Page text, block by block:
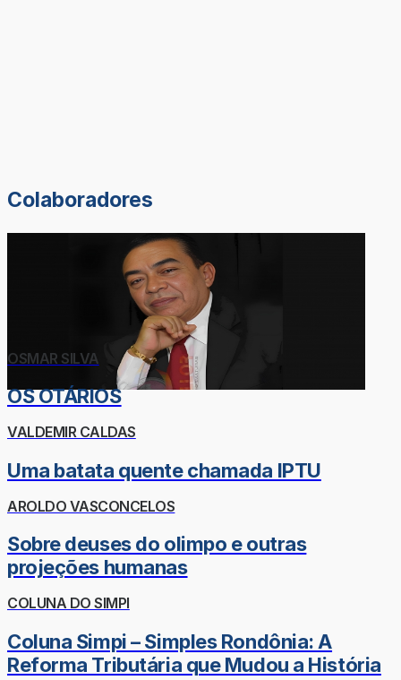
Colaboradores
OSMAR SILVA
OS OTÁRIOS
VALDEMIR CALDAS
Uma batata quente chamada IPTU
AROLDO VASCONCELOS
Sobre deuses do olimpo e outras
projeções humanas
COLUNA DO SIMPI
Coluna Simpi – Simples Rondônia: A
Reforma Tributária que Mudou a História